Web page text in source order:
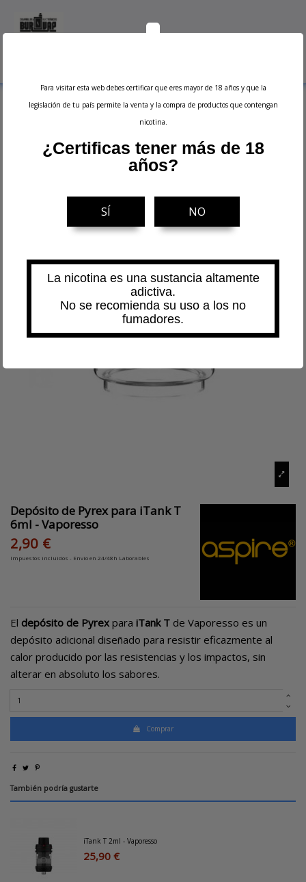
Inicio Accesorios Pyrex de Repuesto
Depósito de Pyrex para iTank T 6ml
Depósito de Pyrex para iTank T
6ml - Vaporesso
2,90 €
Impuestos incluidos - Envío en 24/48h Laborables
El depósito de Pyrex para iTank T de Vaporesso es un
depósito adicional diseñado para resistir eficazmente al
calor producido por las resistencias y los impactos, sin
alterar en absoluto los sabores.
Comprar
También podría gustarte
iTank T 2ml - Vaporesso
25,90 €
Para visitar esta web debes certificar que eres mayor de 18 años y que la
legislación de tu país permite la venta y la compra de productos que contengan
nicotina.
¿Certificas tener más de 18
años?
SÍ NO
La nicotina es una sustancia altamente
adictiva.
No se recomienda su uso a los no
fumadores.